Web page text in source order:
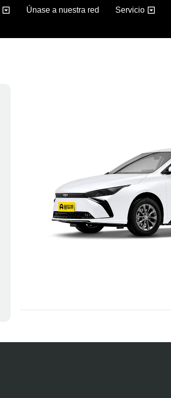
Únase a nuestra red Servicio